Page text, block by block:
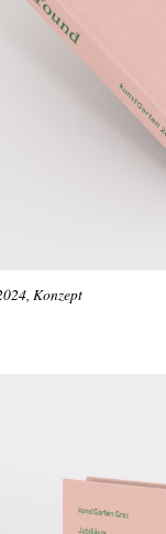
Konzept